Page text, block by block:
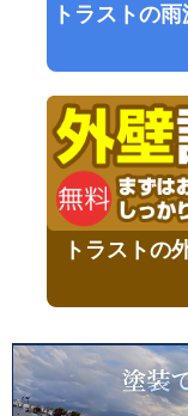
トラストの
トラストの